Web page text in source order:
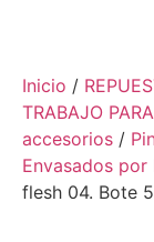
Inicio /
TRABAJO
accesorios /
Envasados
flesh 04. Bote